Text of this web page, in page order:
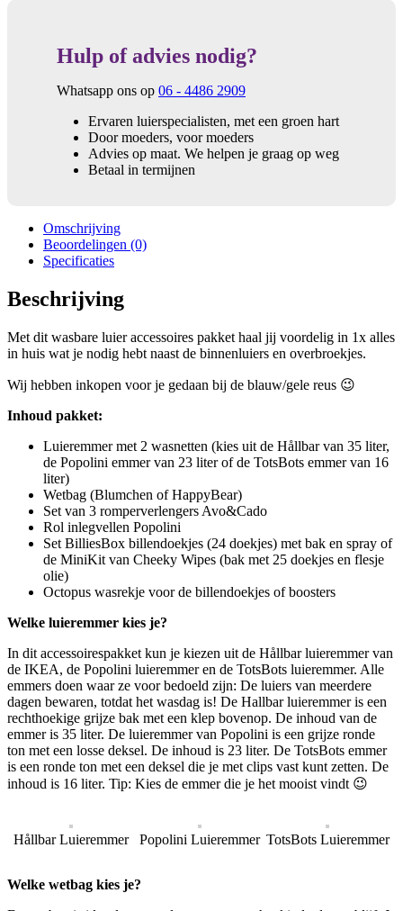
Hulp of advies nodig?
Whatsapp ons op 06 - 4486 2909
Ervaren luierspecialisten, met een groen hart
Door moeders, voor moeders
Advies op maat. We helpen je graag op weg
Betaal in termijnen
Omschrijving
Beoordelingen (0)
Specificaties
Beschrijving
Met dit wasbare luier accessoires pakket haal jij voordelig in 1x alles
in huis wat je nodig hebt naast de binnenluiers en overbroekjes.
Wij hebben inkopen voor je gedaan bij de blauw/gele reus 😉
Inhoud pakket:
Luieremmer met 2 wasnetten (kies uit de Hållbar van 35 liter,
de Popolini emmer van 23 liter of de TotsBots emmer van 16
liter)
Wetbag (Blumchen of HappyBear)
Set van 3 romperverlengers Avo&Cado
Rol inlegvellen Popolini
Set BilliesBox billendoekjes (24 doekjes) met bak en spray of
de MiniKit van Cheeky Wipes (bak met 25 doekjes en flesje
olie)
Octopus wasrekje voor de billendoekjes of boosters
Welke luieremmer kies je?
In dit accessoirespakket kun je kiezen uit de Hållbar luieremmer van
de IKEA, de Popolini luieremmer en de TotsBots luieremmer. Alle
emmers doen waar ze voor bedoeld zijn: De luiers van meerdere
dagen bewaren, totdat het wasdag is! De Hallbar luieremmer is een
rechthoekige grijze bak met een klep bovenop. De inhoud van de
emmer is 35 liter. De luieremmer van Popolini is een grijze ronde
ton met een losse deksel. De inhoud is 23 liter. De TotsBots emmer
is een ronde ton met een deksel die je met clips vast kunt zetten. De
inhoud is 16 liter. Tip: Kies de emmer die je het mooist vindt 😉
Hållbar Luieremmer Popolini Luieremmer TotsBots Luieremmer
Welke wetbag kies je?